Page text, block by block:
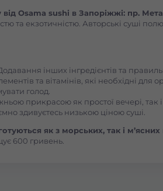
Васильків Центр Соборна
Вишгород
Вишневе
Osama sushi в Запоріжжі: пр.
та екзотичністю. Авторські суші
інших інгредієнтів та
та вітамінів, які необхідні для
голод.
прикрасою як простої вечері, так і
здивуєтесь низькою ціною суші.
як з морських, так і м’ясних
600 гривень.